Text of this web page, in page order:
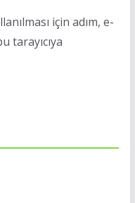
için adım, e-
tarayıcıya